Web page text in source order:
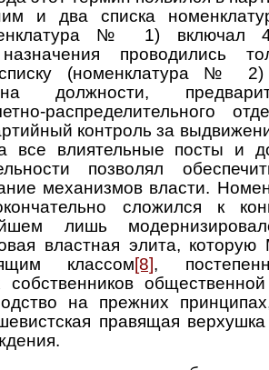
и два списка
№ 1) включал
проводились
(номенклатура № 2)
должности,
распределительного
контроль за
все влиятельные посты и
позволял
механизмов власти.
сложился к
лишь
властная элита,
классом[8],
собственников
на прежних
правящая